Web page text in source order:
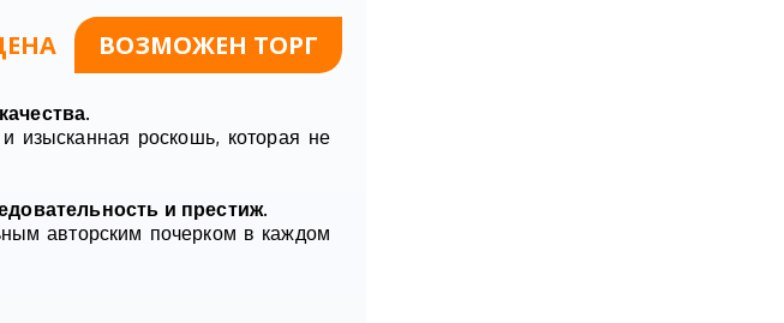
ВОЗМОЖЕН ТОРГ
.
изысканная роскошь, которая не
и престиж.
авторским почерком в каждом